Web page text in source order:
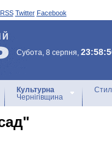
RSS Twitter Facebook
Субота, 8 серпня,
Культурна
Чернігівщина